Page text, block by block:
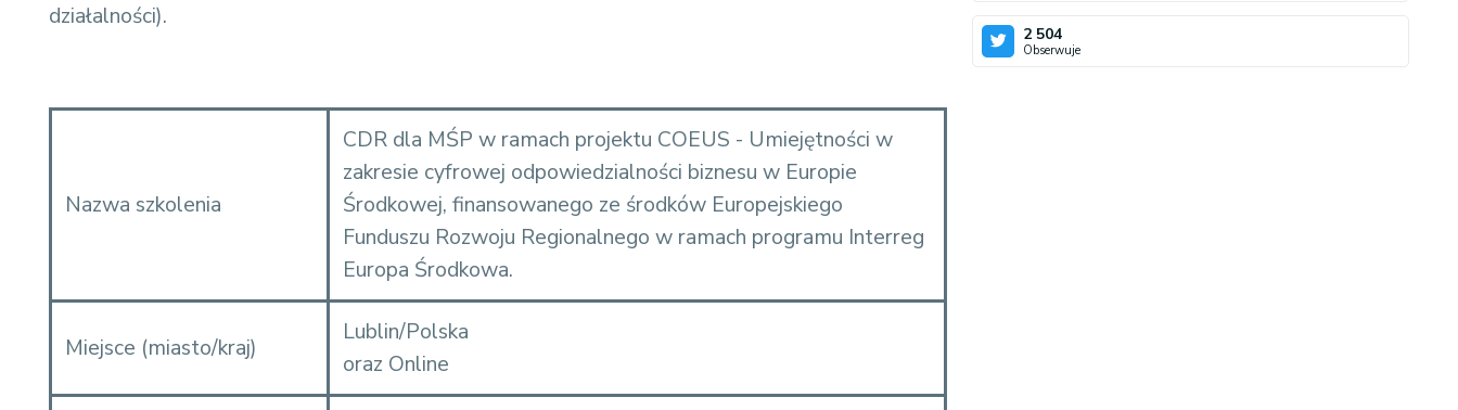
działalności).
Nazwa szkolenia
CDR dla MŚP w ramach projektu COEUS - Umiejętności w
zakresie cyfrowej odpowiedzialności biznesu w Europie
Środkowej, finansowanego ze środków Europejskiego
Funduszu Rozwoju Regionalnego w ramach programu Interreg
Europa Środkowa.
Miejsce (miasto/kraj)
Lublin/Polska
oraz Online
2 504
Obserwuje